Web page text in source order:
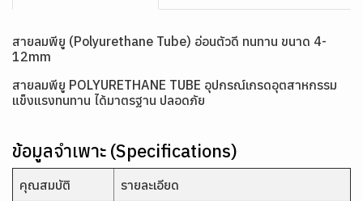
สายลมพียู (Polyurethane Tube) อ่อนตัวดี ทนทาน ขนาด 4-
12mm
สายลมพียู POLYURETHANE TUBE อุปกรณ์เกรดอุตสาหกรรม
แข็งแรงทนทาน ได้มาตรฐาน ปลอดภัย
ข้อมูลจำเพาะ (Specifications)
คุณสมบัติ รายละเอียด